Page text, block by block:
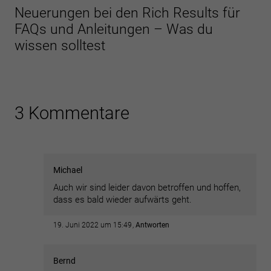
Neuerungen bei den Rich Results für
FAQs und Anleitungen – Was du
wissen solltest
3 Kommentare
Michael
Auch wir sind leider davon betroffen und hoffen,
dass es bald wieder aufwärts geht.
19. Juni 2022 um 15:49 Antworten
Bernd
Essenzielle Cookies ermöglichen grundlegende Funktionen und sind
für die einwandfreie Funktion der Website erforderlich.
Cookie-Informationen anzeigen
Cookie-Informationen anzeigen